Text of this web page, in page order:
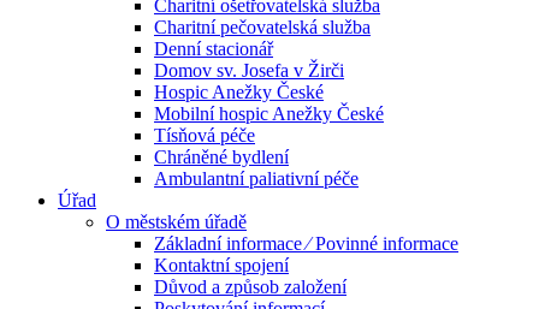
Charitní ošetřovatelská služba
Charitní pečovatelská služba
Denní stacionář
Domov sv. Josefa v Žirči
Hospic Anežky České
Mobilní hospic Anežky České
Tísňová péče
Chráněné bydlení
Ambulantní paliativní péče
Úřad
O městském úřadě
Základní informace ⁄ Povinné informace
Kontaktní spojení
Důvod a způsob založení